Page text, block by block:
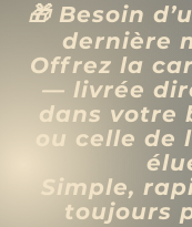
🎁 Besoin
dernière
Offrez la
— livrée
dans votre
ou celle de
Simple,
toujours